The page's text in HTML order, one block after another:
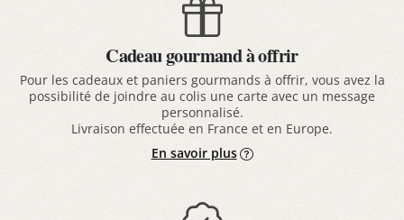
Cadeau gourmand à offrir
Pour les cadeaux et paniers gourmands à offrir, vous avez la
possibilité de joindre au colis une carte avec un message
personnalisé.
Livraison effectuée en France et en Europe.
En savoir plus